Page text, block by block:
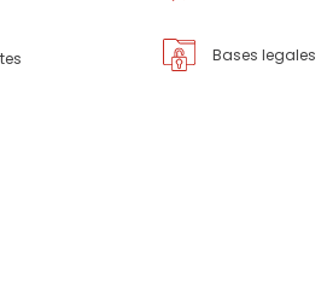
Bases legales